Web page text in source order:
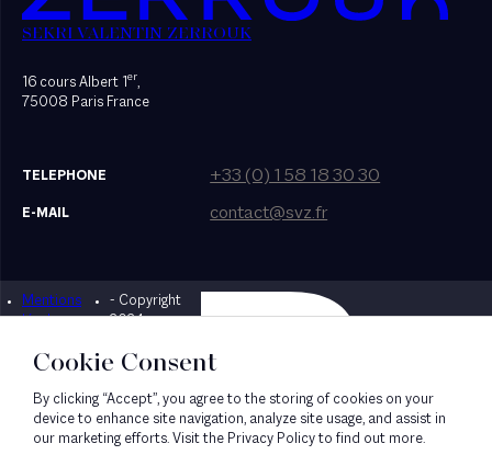
SEKRI VALENTIN ZERROUK
16 cours Albert 1er,
75008 Paris France
TELEPHONE +33 (0) 1 58 18 30 30
E-MAIL contact@svz.fr
Mentions
légales
- Copyright
2024
Designed by Bonhomme
Cookie Consent
By clicking “Accept”, you agree to the storing of cookies on your
device to enhance site navigation, analyze site usage, and assist in
our marketing efforts. Visit the Privacy Policy to find out more.